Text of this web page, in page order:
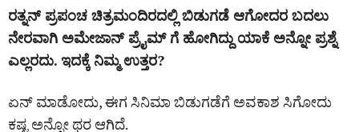
ರತ್ನನ್ ಪ್ರಪಂಚ ಚಿತ್ರಮಂದಿರದಲ್ಲಿ ಬಿಡುಗಡೆ ಆಗೋದರ ಬದಲು
ನೇರವಾಗಿ ಅಮೇಜಾನ್ ಪ್ರೈಮ್ ಗೆ ಹೋಗಿದ್ದು ಯಾಕೆ ಅನ್ನೋ ಪ್ರಶ್ನೆ
ಎಲ್ಲರದು. ಇದಕ್ಕೆ ನಿಮ್ಮ ಉತ್ತರ?
ಏನ್ ಮಾಡೋದು, ಈಗ ಸಿನಿಮಾ ಬಿಡುಗಡೆಗೆ ಅವಕಾಶ ಸಿಗೋದು
ಕಷ್ಟ ಅನ್ನೋ ಥರ ಆಗಿದೆ.